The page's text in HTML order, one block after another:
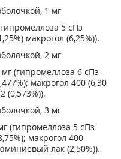
1 мг
5 сПз
макрогол (6,25%)).
2 мг
(гипромеллоза 6 сПз
макрогол 400 (6,30
(0,573%)).
3 мг
(гипромеллоза 5 сПз
макрогол 400
лак (2,50%)).